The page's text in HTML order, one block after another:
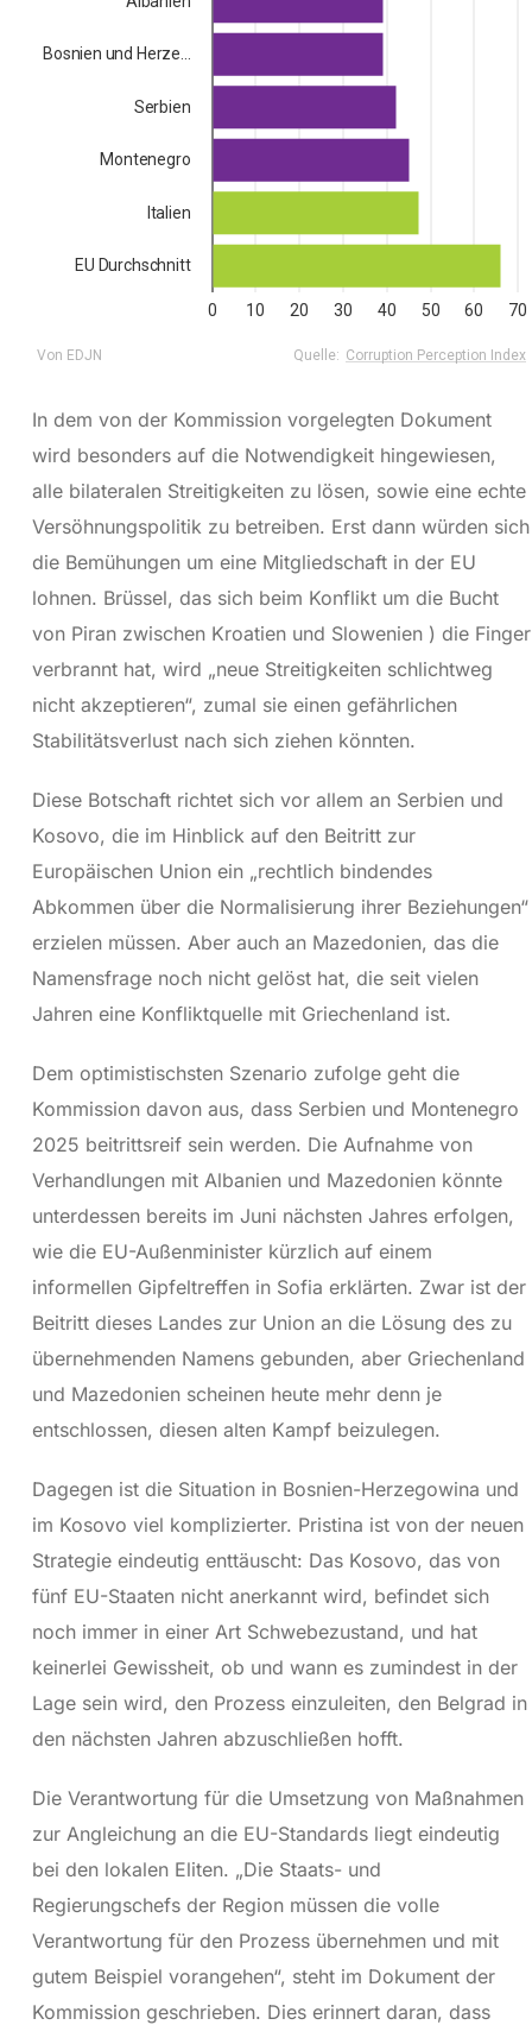
In dem von der Kommission vorgelegten Dokument
wird besonders auf die Notwendigkeit hingewiesen,
alle bilateralen Streitigkeiten zu lösen, sowie eine echte
Versöhnungspolitik zu betreiben. Erst dann würden sich
die Bemühungen um eine Mitgliedschaft in der EU
lohnen. Brüssel, das sich beim Konflikt um die Bucht
von Piran zwischen Kroatien und Slowenien ) die Finger
verbrannt hat, wird „neue Streitigkeiten schlichtweg
nicht akzeptieren“, zumal sie einen gefährlichen
Stabilitätsverlust nach sich ziehen könnten.
Diese Botschaft richtet sich vor allem an Serbien und
Kosovo, die im Hinblick auf den Beitritt zur
Europäischen Union ein „rechtlich bindendes
Abkommen über die Normalisierung ihrer Beziehungen“
erzielen müssen. Aber auch an Mazedonien, das die
Namensfrage noch nicht gelöst hat, die seit vielen
Jahren eine Konfliktquelle mit Griechenland ist.
Dem optimistischsten Szenario zufolge geht die
Kommission davon aus, dass Serbien und Montenegro
2025 beitrittsreif sein werden. Die Aufnahme von
Verhandlungen mit Albanien und Mazedonien könnte
unterdessen bereits im Juni nächsten Jahres erfolgen,
wie die EU-Außenminister kürzlich auf einem
informellen Gipfeltreffen in Sofia erklärten. Zwar ist der
Beitritt dieses Landes zur Union an die Lösung des zu
übernehmenden Namens gebunden, aber Griechenland
und Mazedonien scheinen heute mehr denn je
entschlossen, diesen alten Kampf beizulegen.
Dagegen ist die Situation in Bosnien-Herzegowina und
im Kosovo viel komplizierter. Pristina ist von der neuen
Strategie eindeutig enttäuscht: Das Kosovo, das von
fünf EU-Staaten nicht anerkannt wird, befindet sich
noch immer in einer Art Schwebezustand, und hat
keinerlei Gewissheit, ob und wann es zumindest in der
Lage sein wird, den Prozess einzuleiten, den Belgrad in
den nächsten Jahren abzuschließen hofft.
Die Verantwortung für die Umsetzung von Maßnahmen
zur Angleichung an die EU-Standards liegt eindeutig
bei den lokalen Eliten. „Die Staats- und
Regierungschefs der Region müssen die volle
Verantwortung für den Prozess übernehmen und mit
gutem Beispiel vorangehen“, steht im Dokument der
Kommission geschrieben. Dies erinnert daran, dass